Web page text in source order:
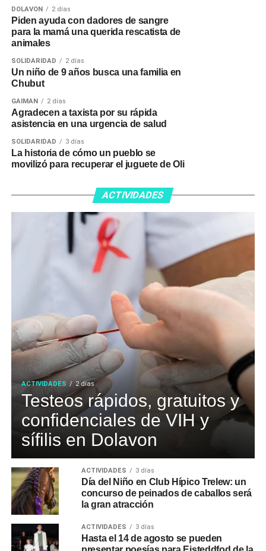
DOLAVON 2 días
Piden ayuda con dadores de sangre
para la mamá una querida rescatista de
animales
SOLIDARIDAD 2 días
Un niño de 9 años busca una familia en
Chubut
GAIMAN 2 días
Agradecen a taxista por su rápida
asistencia en una urgencia de salud
SOLIDARIDAD 3 días
La historia de cómo un pueblo se
movilizó para recuperar el juguete de Oli
ACTIVIDADES
ACTIVIDADES 2 días
Testeos rápidos, gratuitos y
confidenciales de VIH y
sífilis en Dolavon
ACTIVIDADES 3 días
Día del Niño en Club Hípico Trelew: un
concurso de peinados de caballos será
la gran atracción
ACTIVIDADES 3 días
Hasta el 14 de agosto se pueden